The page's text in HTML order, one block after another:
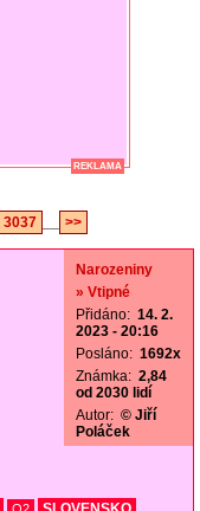
REKLAMA
3037 >>
Narozeniny
» Vtipné
Přidáno: 14. 2.
2023 - 20:16
Posláno: 1692x
Známka: 2,84
od 2030 lidí
Autor: © Jiří
Poláček